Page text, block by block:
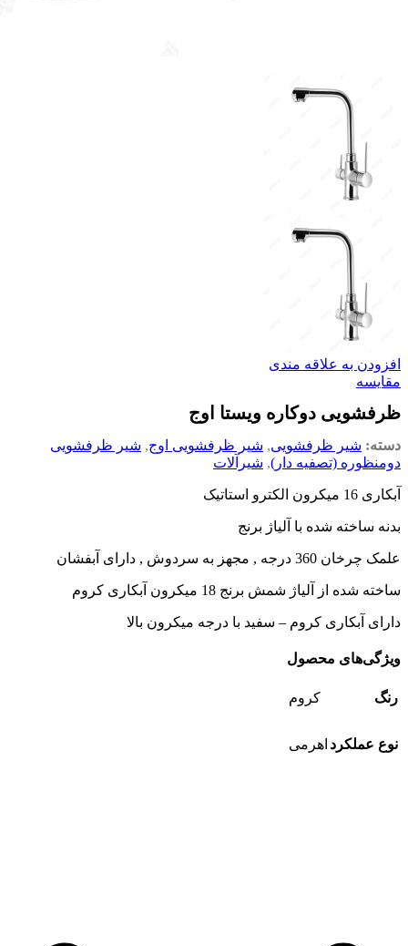
افزودن به علاقه مندی
مقایسه
ظرفشویی دوکاره ویستا اوج
دسته: شیر ظرفشویی, شیر ظرفشویی اوج, شیر ظرفشویی
دومنظوره (تصفیه دار), شیرآلات
آبکاری 16 میکرون الکترو استاتیک
بدنه ساخته شده با آلیاژ برنج
علمک چرخان 360 درجه , مجهز به سردوش , دارای آبفشان
ساخته شده از آلیاژ شمش برنج 18 میکرون آبکاری کروم
دارای آبکاری کروم – سفید با درجه میکرون بالا
ویژگی‌های محصول
رنگ کروم
نوع عملکرد اهرمی